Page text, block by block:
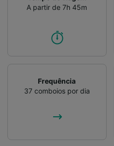
A partir de 7h 45m
Frequência
37 comboios por dia